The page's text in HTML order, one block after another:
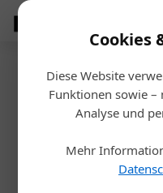
Cookies
Diese Website
Funktionen sowie
Analyse und
Mehr
Stahl